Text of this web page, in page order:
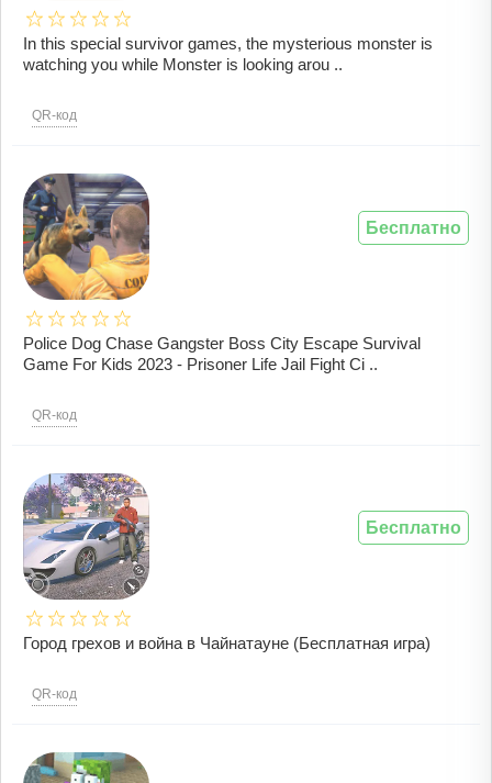
In this special survivor games, the mysterious monster is
watching you while Monster is looking arou ..
QR-код
Police Dog Chase Gangster Boss City Escape Survival
Game For Kids 2023 - Prisoner Life Jail Fight Ci ..
QR-код
Бесплатно
Город грехов и война в Чайнатауне (Бесплатная игра)
QR-код
Бесплатно